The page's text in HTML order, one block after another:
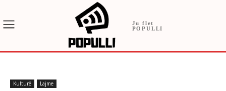
Ju flet
POPULLI
Kulturë Lajme